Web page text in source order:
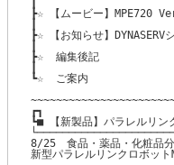
┣☆ 【ムービー】MPE720
┣☆ 【お知らせ】DYNASERV
┣☆  編集後記
┗☆  ご案内
┏┓
┗■ 【新製品】パラレルリン
8/25　食品・薬品・化粧品
新型パラレルリンクロボット